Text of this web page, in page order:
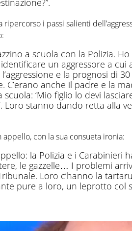
ripercorso i passi salienti
a scuola con la Polizia.
un aggressore a
e la prognosi di
C’erano anche il padre e la
scuola: ‘Mio figlio lo devi
Loro stanno dando retta alla
con la sua consueta ironia:
la Polizia e i Carabinieri
le gazzelle… I problemi
Loro c’hanno la
pure a loro, un leprotto col